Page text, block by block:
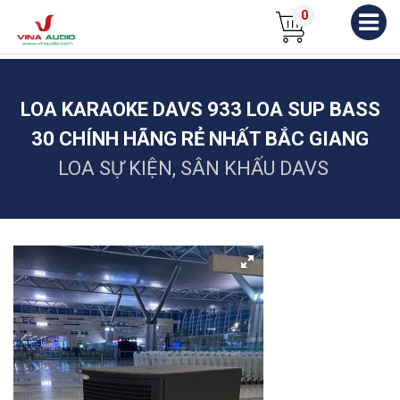
0
LOA KARAOKE DAVS 933 LOA SUP BASS
30 CHÍNH HÃNG RẺ NHẤT BẮC GIANG
LOA SỰ KIỆN, SÂN KHẤU DAVS